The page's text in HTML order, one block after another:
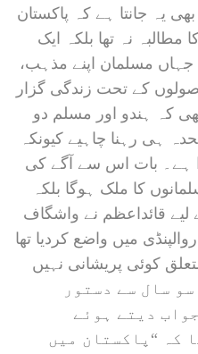
یہ جانتا ہے کہ پاکستان
نہ تھا بلکہ ایک
جہاں مسلمان اپنے مذہب،
کے تحت زندگی گزار
کہ ہندو اور مسلم دو
ہی رہنا چاہیے کیونکہ
ہے۔ بات اس سے آگے کی
کا ملک ہوگا بلکہ
قائداعظم نے واشگاف
1944 کو روالپنڈی میں واضع کردیا تھا
کوئی پریشانی نہیں
ہونی چاہیے۔ ہمارے پاس 13 سو سال سے دستور
دیتے ہوئے
کہ “پاکستان میں